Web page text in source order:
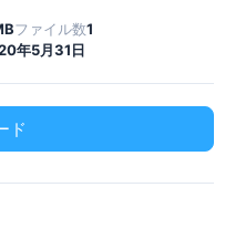
ファイル数1
年5月31日
ド